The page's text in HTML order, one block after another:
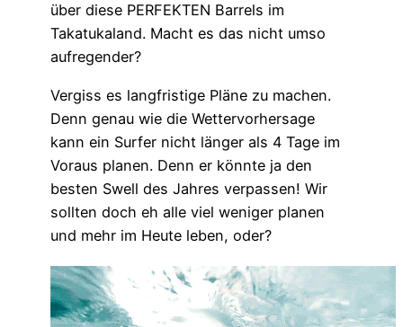
über diese PERFEKTEN Barrels im
Takatukaland. Macht es das nicht umso
aufregender?
Vergiss es langfristige Pläne zu machen.
Denn genau wie die Wettervorhersage
kann ein Surfer nicht länger als 4 Tage im
Voraus planen. Denn er könnte ja den
besten Swell des Jahres verpassen! Wir
sollten doch eh alle viel weniger planen
und mehr im Heute leben, oder?